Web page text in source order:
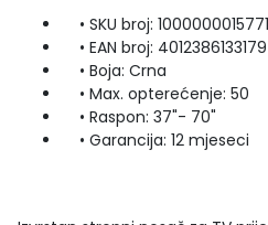
• SKU broj: 1000000015771
• EAN broj: 4012386133179
• Boja: Crna
• Max. opterećenje: 50
• Raspon: 37"- 70"
• Garancija: 12 mjeseci